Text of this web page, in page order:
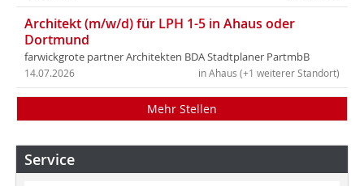
Architekt (m/w/d) für LPH 1-5 in Ahaus oder
Dortmund
farwickgrote partner Architekten BDA Stadtplaner PartmbB
in Ahaus (+1 weiterer Standort)
14.07.2026
Mehr Stellen
Service